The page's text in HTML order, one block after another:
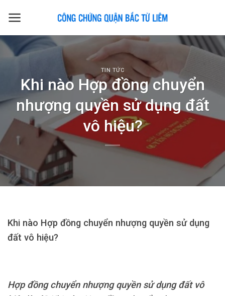
TIN TỨC
Khi nào Hợp đồng chuyển
nhượng quyền sử dụng đất
vô hiệu?
Khi nào Hợp đồng chuyển nhượng quyền sử dụng
đất vô hiệu?
Hợp đồng chuyển nhượng quyền sử dụng đất vô